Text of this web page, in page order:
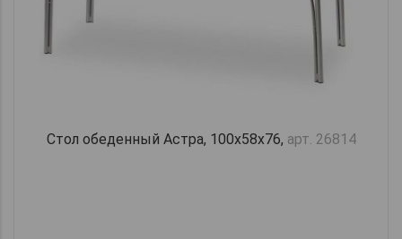
Стол обеденный Астра, 100х58х76, арт. 26814